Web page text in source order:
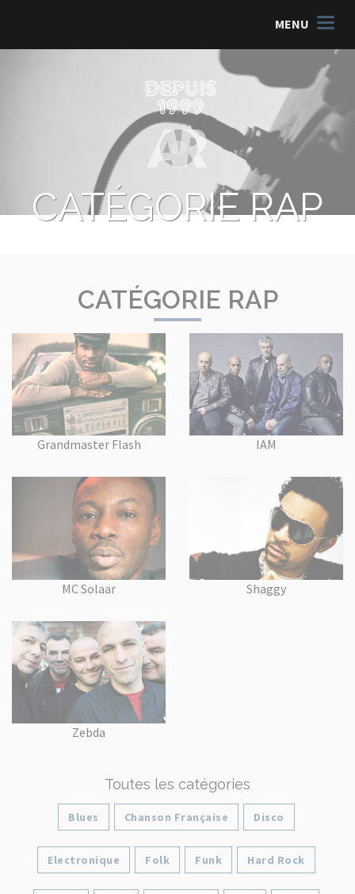
MENU
CATÉGORIE RAP
CATÉGORIE RAP
Grandmaster Flash IAM
MC Solaar Shaggy
Zebda
Toutes les catégories
Blues Chanson Française Disco
Electronique Folk Funk Hard Rock